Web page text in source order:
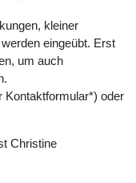
kleiner
eingeübt. Erst
um auch
Kontaktformular*) oder
Christine